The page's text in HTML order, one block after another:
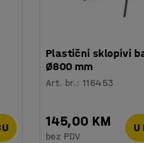
Plastični sklopivi
Ø800 mm
Art. br.:116453
145,00 KM
bez PDV
U